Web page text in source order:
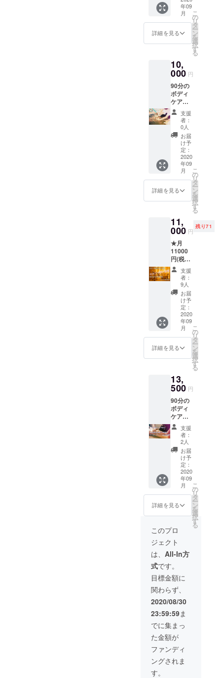
をお送
り致し
ます。
そのま
下さ
い。
ロジェ
クト目
標達成
時のみ
スペー
ス利用
提供の
リター
ンをご
利用頂
けま
す。達
リター
ン利用
方法を
メール
アドレ
スへお
送り致
します
ので、
そのま
まご利
用下さ
い。 ※
男性女
性どち
らもご
利用頂
容が変
化しま
す。ご
理解頂
い。
※2020/9
〜
2020/12
の間で
ご利用
頂けま
す。 ※
お着替
えはご
用意し
ており
ますの
でその
ままお
越し下
さい ※
記入頂
いた
アドレ
スへ、
リター
ンご予
約方法
をお送
り致し
ます。
そのま
まご予
約後、
ご来店
い。
※2ndプ
標達成
時のみ
スペー
ス利用
提供の
リター
ンをご
利用頂
けま
す。達
成後、
リター
ン利用
の為の
ご予約
メール
アドレ
送り致
します
ので、
そのま
まご利
用下さ
い。 ※
男性女
性どち
らもご
利用頂
けます
【2ndプ
ロジェ
クト達
成時の
み、1時
間の
ングス
ペース
利用も
追加提
供】
※2nd目
標達成
時と未
達成時
により
リター
ンのご
提供内
容が変
化しま
す。ご
理解頂
い。
※2020/9
〜
2020/12
の間で
ご利用
頂けま
す。 ※
お着替
えはご
用意し
ており
ますの
でその
ままお
越し下
さい ※
記入頂
いた
アドレ
スへ、
リター
ンご予
約方法
をお送
り致し
ます。
そのま
まご予
約後、
ご来店
い。
※2ndプ
クト目
標達成
時のみ
スペー
提供の
リター
ンをご
利用頂
けま
す。達
成後、
リター
ン利用
の為の
ご予約
方法を
メール
年09
月
詳細を見る
こ
の
リ
タ
ー
ン
を
選
択
す
る
10,
000 円
90分の
ボディ
ケア
（指
圧）を
新店舗
にてご
利用い
ただけ
ます。
【2ndプ
ロジェ
クト達
成時の
み、3時
間の
ングス
ペース
利用も
追加提
供】
※2nd目
標達成
時と未
達成時
により
リター
ンのご
提供内
容が変
化しま
す。ご
理解頂
い。
※2020/9
〜
2020/12
の間で
ご利用
頂けま
す。 ※
お着替
えはご
用意し
ており
ますの
でその
ままお
越し下
さい ※
時にご
いた
メール
アドレ
スへ、
リター
ンご予
約方法
をお送
ます。
そのま
まご予
約後、
ご来店
下さ
い。
支援
者：
0人
お届
け予
定：
2020
年09
月
詳細を見る
こ
の
リ
タ
ー
ン
を
選
択
す
る
11,
000 円
残り71
★月
11000
円(税込
み)で月
最大4回
（1回60
分）痩
身マシ
ンハイ
パーナ
イフを
使い放
題！ ※9
月から
の月額
限定会
への優
先ご登
録権、
さらに
初月の
登録費
が含ま
れてい
ます。
※女性用
スペー
スエリ
アに
て、セ
ルフで
痩身マ
シンハ
をご利
用頂け
ます。
※マシン
使用時
に必要
なク
リーム
やペー
パータ
オル、
ウェッ
トタオ
ル1枚も
ご用意
いたし
ますの
で、そ
支援
者：
9人
お届
け予
定：
2020
年09
月
詳細を見る
こ
の
リ
タ
ー
ン
を
選
択
す
る
13,
500 円
90分の
ボディ
ケア
（オイ
ル）を
新店舗
にてご
利用い
ただけ
ます。
【2ndプ
ロジェ
クト達
成時の
み、3時
間の
ワーキ
ングス
ペース
利用も
追加提
供】
※2nd目
標達成
時と未
達成時
により
リター
ンのご
提供内
容が変
化しま
す。ご
理解頂
支援
者：
2人
お届
け予
定：
2020
年09
月
詳細を見る
こ
の
リ
タ
ー
ン
を
選
択
す
る
このプロ
ジェクト
は、 All-In方
式です。
目標金額に
関わらず、
2020/08/30
23:59:59ま
でに集まっ
た金額が
ファンディ
ングされま
す。